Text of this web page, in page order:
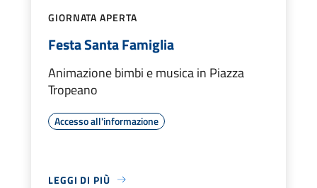
GIORNATA APERTA
Festa Santa Famiglia
Animazione bimbi e musica in Piazza
Tropeano
Accesso all'informazione
LEGGI DI PIÙ